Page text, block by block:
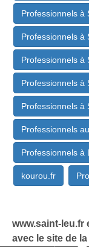
Professionnels à
Professionnels à
Professionnels à
Professionnels à
Professionnels à
Professionnels
Professionnels à
kourou.fr
www.saint-leu.fr
avec le site de